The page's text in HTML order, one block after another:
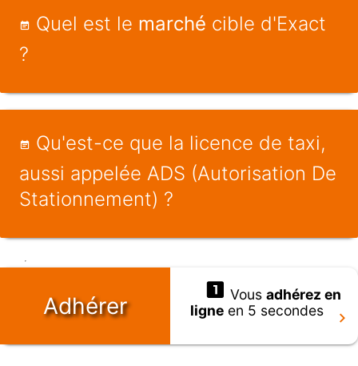
Quel est le marché cible d'Exact
?
Qu'est-ce que la licence de taxi,
aussi appelée ADS (Autorisation De
Stationnement) ?
Adhérer Vousadhérez en
ligneen 5 secondes